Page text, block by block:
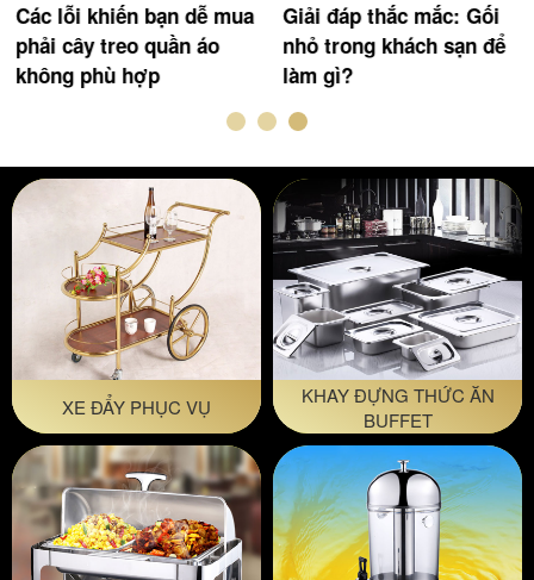
Các lỗi khiến bạn dễ mua
phải cây treo quần áo
không phù hợp
Giải đáp thắc mắc: Gối
nhỏ trong khách sạn để
làm gì?
XE ĐẨY PHỤC VỤ
KHAY ĐỰNG THỨC ĂN
BUFFET